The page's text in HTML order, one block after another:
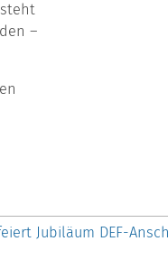
–
Jubiläum DEF-